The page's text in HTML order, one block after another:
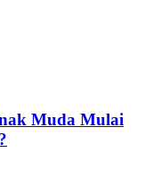
Muda Mulai